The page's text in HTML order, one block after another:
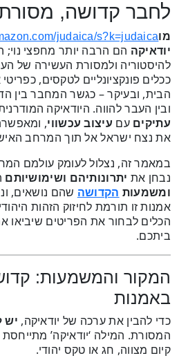
לחבר קדושה, מסורת
מוjudaica/s?k=judaica
יודאיקההם הרבה יותר מחפצי נוי;
להיסטוריה ולמסורת העשירה של
ככלים פונקציונליים לטקסים,
הבית, ובעיקר – כגשר המחבר בין
ובין העבר להווה. היודאיקה
עתיקיםעם עיצוב עכשווי,
את נצח ישראל אל תוך המרחב
במאמר זה, נצלול לעומק עולמם
נבחן את יתרונותיהם ושימושיותם
ומשמעות הקדושהשהם נושאים,
אמנות זו תורמת לחיזוק הזהות
הכלים לבחור את הפריטים שיביאו
ביתכם.
המקור והמשמעות:
באמנות
כדי להבין את ערכה של יודאיקה, יש
המסורת. המילה ‘יודאיקה’
קיום מצווה, חג או טקס יהודי.